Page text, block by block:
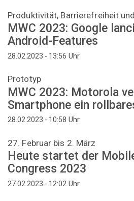
Produktivität, Barrierefreiheit
MWC 2023: Google
Android-Features
28.02.2023 - 13:56 Uhr
Prototyp
MWC 2023: Motorola
Smartphone ein
28.02.2023 - 10:58 Uhr
27. Februar bis 2. März
Heute startet der
Congress 2023
27.02.2023 - 12:02 Uhr